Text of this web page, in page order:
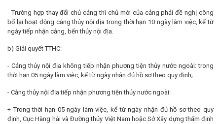
- Trường hợp thay đổi chủ cảng thì chủ mới của cảng phải đề nghị công
bố lại hoạt động cảng thủy nội địa trong thời hạn 10 ngày làm việc, kể từ
ngày tiếp nhận cảng, bến thủy nội địa.
b) Giải quyết TTHC:
- Cảng thủy nội địa không tiếp nhận phương tiện thủy nước ngoài: trong
thời hạn 05 ngày làm việc, kể từ ngày nhận đủ hồ sơ theo quy định;
- Cảng thủy nội địa tiếp nhận phương tiện thủy nước ngoài:
+ Trong thời hạn 05 ngày làm việc, kể từ ngày nhận đủ hồ sơ theo quy
định, Cục Hàng hải và Đường thủy Việt Nam hoặc Sở Xây dựng thẩm định